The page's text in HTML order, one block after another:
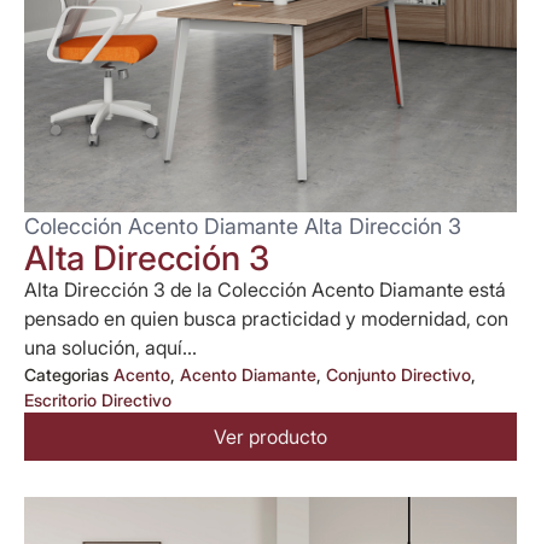
Colección Acento Diamante Alta Dirección 3
Alta Dirección 3
Alta Dirección 3 de la Colección Acento Diamante está
pensado en quien busca practicidad y modernidad, con
una solución, aquí...
Categorias Acento, Acento Diamante, Conjunto Directivo,
Escritorio Directivo
Ver producto